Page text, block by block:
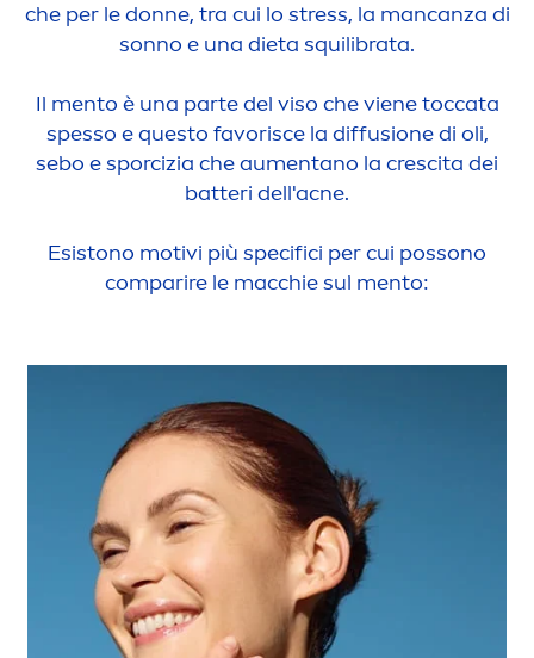
che per le donne, tra cui lo stress, la mancanza di
sonno e una dieta squilibrata.
Il mento è una parte del viso che viene toccata
spesso e questo favorisce la diffusione di oli,
sebo e sporcizia che aumentano la crescita dei
batteri dell'acne.
Esistono motivi più specifici per cui possono
comparire le macchie sul mento: